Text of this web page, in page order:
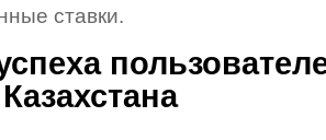
ставки.